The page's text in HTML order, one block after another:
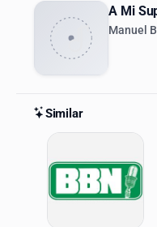
A Mi
Manuel
Similar
Similar Stations